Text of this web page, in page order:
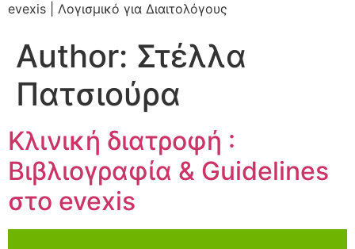
evexis | Λογισμικό για Διαιτολόγους
Author: Στέλλα
Πατσιούρα
Κλινική διατροφή :
Βιβλιογραφία & Guidelines
στο evexis